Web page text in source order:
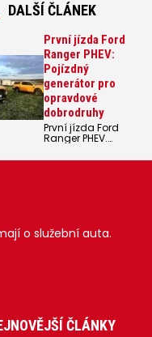
DALŠÍ ČLÁNEK
První jízda Ford
Ranger PHEV:
Pojízdný
generátor pro
opravdové
dobrodruhy
První jízda Ford
Ranger PHEV.
Ford Ranger
moment
o služební auta.
ČLÁNKY